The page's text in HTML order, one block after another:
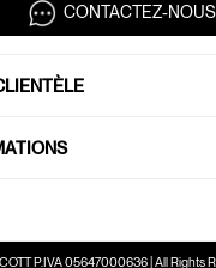
CONTACTEZ-NOUS
P.IVA 05647000636 | All Rights